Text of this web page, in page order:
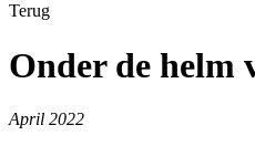
Terug
Onder de helm
April 2022